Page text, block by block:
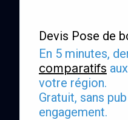
Devis Pose de
En 5 minutes,
comparatifs aux
votre région.
Gratuit, sans
engagement.